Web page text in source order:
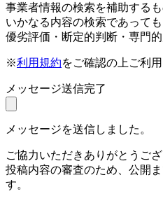
事業者情報の検索を補助するも
いかなる内容の検索であって
優劣評価・断定的判断・専門的
※利用規約をご確認の上ご利
メッセージ送信完了
メッセージを送信しました。
ご協力いただきありがとうござ
投稿内容の審査のため、公開
す。